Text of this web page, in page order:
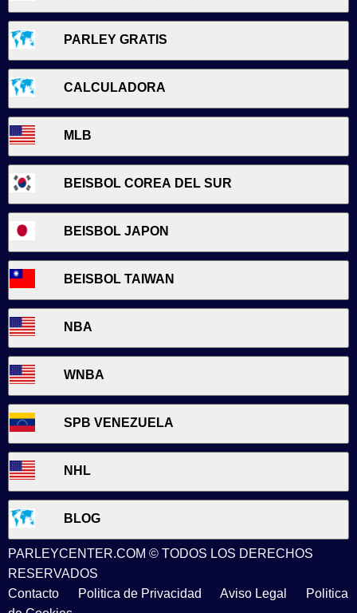
PARLEY GRATIS
CALCULADORA
MLB
BEISBOL COREA DEL SUR
BEISBOL JAPON
BEISBOL TAIWAN
NBA
WNBA
SPB VENEZUELA
NHL
BLOG
PARLEYCENTER.COM © TODOS LOS DERECHOS
RESERVADOS
Contacto
Politica de Privacidad Aviso Legal
Politica